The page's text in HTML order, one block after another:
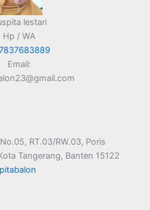
lestari
Hp / WA
Email:
RT.03/RW.03, Poris
Tangerang, Banten 15122